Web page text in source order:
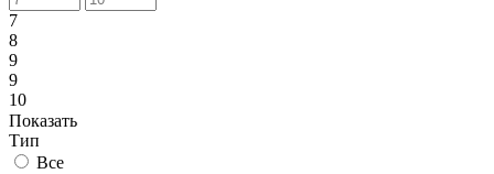
7
8
9
9
10
Показать
Тип
Все